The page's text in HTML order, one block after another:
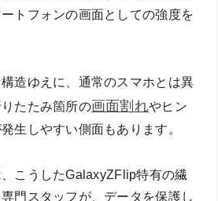
トフォンの画面としての強度を
造ゆえに、通常のスマホとは異
たたみ箇所の画面割れやヒン
生しやすい側面もあります。
こうしたGalaxyZFlip特有の繊
門スタッフが、データを保護し